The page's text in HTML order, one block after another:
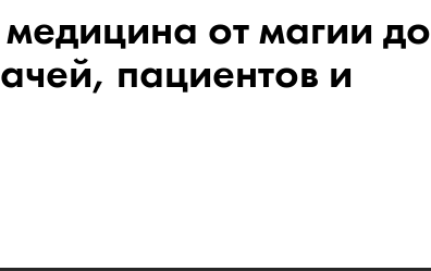
от магии до
пациентов и